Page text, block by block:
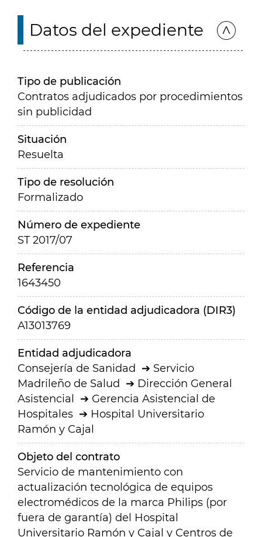
Datos del expediente
Tipo de publicación
Contratos adjudicados por procedimientos
sin publicidad
Situación
Resuelta
Tipo de resolución
Formalizado
Número de expediente
ST 2017/07
Referencia
1643450
Código de la entidad adjudicadora (DIR3)
A13013769
Entidad adjudicadora
Consejería de Sanidad
Servicio
Madrileño de Salud
Dirección General
Asistencial
Gerencia Asistencial de
Hospitales
Hospital Universitario
Ramón y Cajal
Objeto del contrato
Servicio de mantenimiento con
actualización tecnológica de equipos
electromédicos de la marca Philips (por
fuera de garantía) del Hospital
Universitario Ramón y Cajal y Centros de